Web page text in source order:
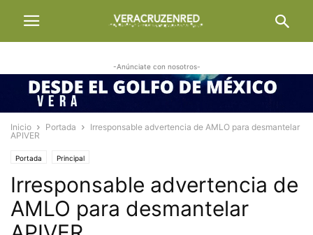
-Anúnciate con nosotros-
Inicio Portada
Irresponsable advertencia de AMLO para desmantelar
APIVER
Portada Principal
Irresponsable advertencia de
AMLO para desmantelar